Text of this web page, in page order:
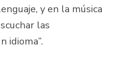
y en la música
las
idioma”.